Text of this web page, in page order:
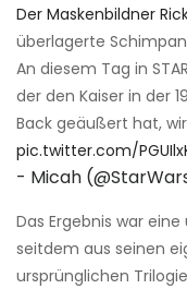
Der Maskenbildner
überlagerte
An diesem Tag in
der den Kaiser in der
Back geäußert hat,
pic.twitter.com/
- Micah
Das Ergebnis war
seitdem aus seinen
ursprünglichen